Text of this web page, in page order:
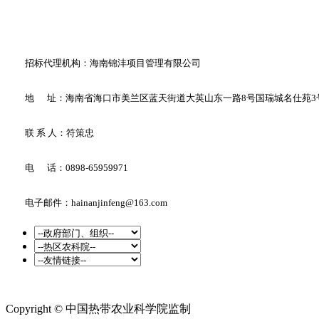
招标代理机构 ： 海南锦沣项目管理有限公司
地 址 ： 海南省海口市美兰区蓝天街道大英山东一路8号国瑞城名仕苑3
联 系 人 ： 符策忠
电 话 ： 0898-65959971
电子邮件 ： hainanjinfeng@163.com
Copyright © 中国热带农业科学院监制